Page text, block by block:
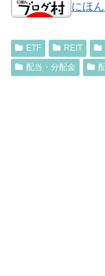
にほ
ETF REIT
配当・分配金